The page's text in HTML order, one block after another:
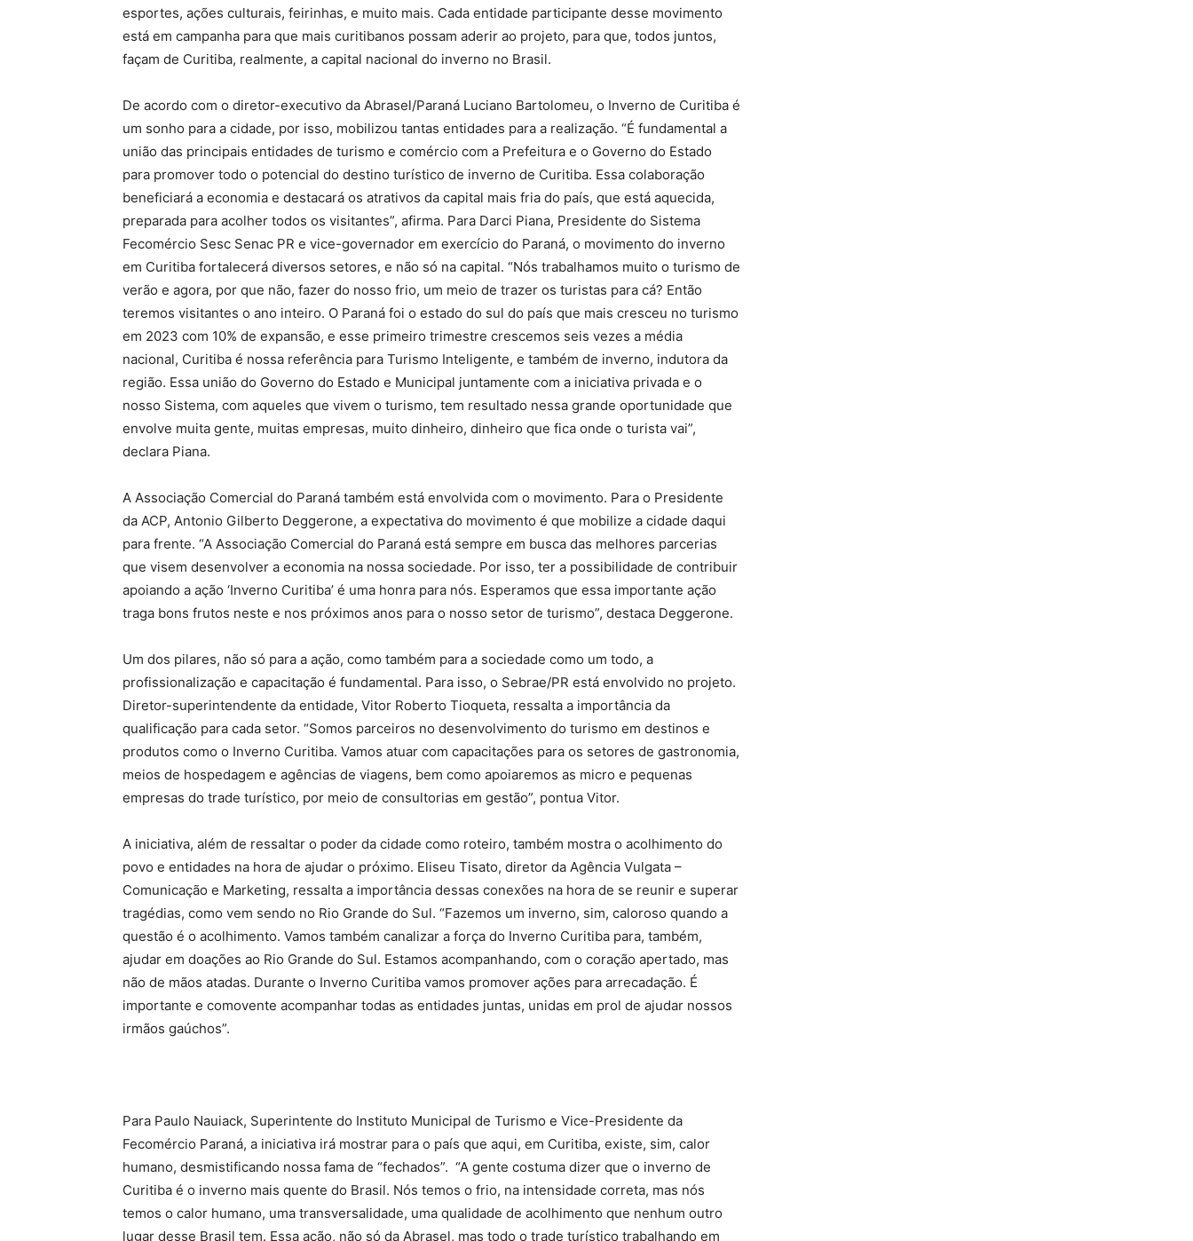
esportes, ações culturais, feirinhas, e muito mais. Cada entidade participante desse movimento
está em campanha para que mais curitibanos possam aderir ao projeto, para que, todos juntos,
façam de Curitiba, realmente, a capital nacional do inverno no Brasil.
De acordo com o diretor-executivo da Abrasel/Paraná Luciano Bartolomeu, o Inverno de Curitiba é
um sonho para a cidade, por isso, mobilizou tantas entidades para a realização. “É fundamental a
união das principais entidades de turismo e comércio com a Prefeitura e o Governo do Estado
para promover todo o potencial do destino turístico de inverno de Curitiba. Essa colaboração
beneficiará a economia e destacará os atrativos da capital mais fria do país, que está aquecida,
preparada para acolher todos os visitantes”, afirma. Para Darci Piana, Presidente do Sistema
Fecomércio Sesc Senac PR e vice-governador em exercício do Paraná, o movimento do inverno
em Curitiba fortalecerá diversos setores, e não só na capital. “Nós trabalhamos muito o turismo de
verão e agora, por que não, fazer do nosso frio, um meio de trazer os turistas para cá? Então
teremos visitantes o ano inteiro. O Paraná foi o estado do sul do país que mais cresceu no turismo
em 2023 com 10% de expansão, e esse primeiro trimestre crescemos seis vezes a média
nacional, Curitiba é nossa referência para Turismo Inteligente, e também de inverno, indutora da
região. Essa união do Governo do Estado e Municipal juntamente com a iniciativa privada e o
nosso Sistema, com aqueles que vivem o turismo, tem resultado nessa grande oportunidade que
envolve muita gente, muitas empresas, muito dinheiro, dinheiro que fica onde o turista vai”,
declara Piana.
A Associação Comercial do Paraná também está envolvida com o movimento. Para o Presidente
da ACP, Antonio Gilberto Deggerone, a expectativa do movimento é que mobilize a cidade daqui
para frente. “A Associação Comercial do Paraná está sempre em busca das melhores parcerias
que visem desenvolver a economia na nossa sociedade. Por isso, ter a possibilidade de contribuir
apoiando a ação ‘Inverno Curitiba’ é uma honra para nós. Esperamos que essa importante ação
traga bons frutos neste e nos próximos anos para o nosso setor de turismo”, destaca Deggerone.
Um dos pilares, não só para a ação, como também para a sociedade como um todo, a
profissionalização e capacitação é fundamental. Para isso, o Sebrae/PR está envolvido no projeto.
Diretor-superintendente da entidade, Vitor Roberto Tioqueta, ressalta a importância da
qualificação para cada setor. “Somos parceiros no desenvolvimento do turismo em destinos e
produtos como o Inverno Curitiba. Vamos atuar com capacitações para os setores de gastronomia,
meios de hospedagem e agências de viagens, bem como apoiaremos as micro e pequenas
empresas do trade turístico, por meio de consultorias em gestão”, pontua Vitor.
A iniciativa, além de ressaltar o poder da cidade como roteiro, também mostra o acolhimento do
povo e entidades na hora de ajudar o próximo. Eliseu Tisato, diretor da Agência Vulgata –
Comunicação e Marketing, ressalta a importância dessas conexões na hora de se reunir e superar
tragédias, como vem sendo no Rio Grande do Sul. “Fazemos um inverno, sim, caloroso quando a
questão é o acolhimento. Vamos também canalizar a força do Inverno Curitiba para, também,
ajudar em doações ao Rio Grande do Sul. Estamos acompanhando, com o coração apertado, mas
não de mãos atadas. Durante o Inverno Curitiba vamos promover ações para arrecadação. É
importante e comovente acompanhar todas as entidades juntas, unidas em prol de ajudar nossos
irmãos gaúchos”.
Para Paulo Nauiack, Superintente do Instituto Municipal de Turismo e Vice-Presidente da
Fecomércio Paraná, a iniciativa irá mostrar para o país que aqui, em Curitiba, existe, sim, calor
humano, desmistificando nossa fama de “fechados”. “A gente costuma dizer que o inverno de
Curitiba é o inverno mais quente do Brasil. Nós temos o frio, na intensidade correta, mas nós
temos o calor humano, uma transversalidade, uma qualidade de acolhimento que nenhum outro
lugar desse Brasil tem. Essa ação, não só da Abrasel, mas todo o trade turístico trabalhando em